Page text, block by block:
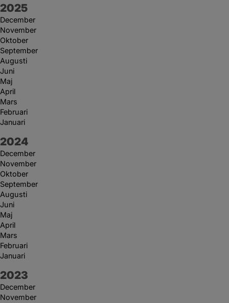
År:
2025
December
November
Oktober
September
Augusti
Juni
Maj
April
Mars
Februari
Januari
År:
2024
December
November
Oktober
September
Augusti
Juni
Maj
April
Mars
Februari
Januari
År:
2023
December
November